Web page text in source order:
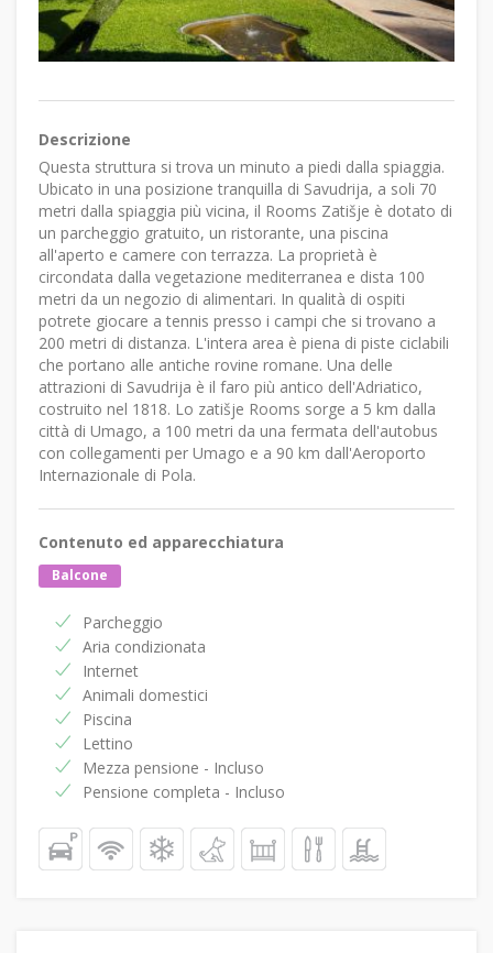
Descrizione
Questa struttura si trova un minuto a piedi dalla spiaggia.
Ubicato in una posizione tranquilla di Savudrija, a soli 70
metri dalla spiaggia più vicina, il Rooms Zatišje è dotato di
un parcheggio gratuito, un ristorante, una piscina
all'aperto e camere con terrazza. La proprietà è
circondata dalla vegetazione mediterranea e dista 100
metri da un negozio di alimentari. In qualità di ospiti
potrete giocare a tennis presso i campi che si trovano a
200 metri di distanza. L'intera area è piena di piste ciclabili
che portano alle antiche rovine romane. Una delle
attrazioni di Savudrija è il faro più antico dell'Adriatico,
costruito nel 1818. Lo zatišje Rooms sorge a 5 km dalla
città di Umago, a 100 metri da una fermata dell'autobus
con collegamenti per Umago e a 90 km dall'Aeroporto
Internazionale di Pola.
Contenuto ed apparecchiatura
Balcone
Parcheggio
Aria condizionata
Internet
Animali domestici
Piscina
Lettino
Mezza pensione - Incluso
Pensione completa - Incluso